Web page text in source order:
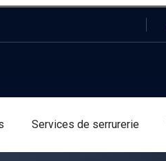
Services de serrurerie